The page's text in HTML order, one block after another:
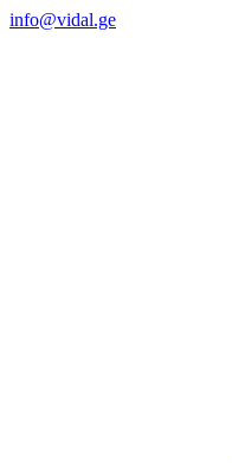
info@vidal.ge